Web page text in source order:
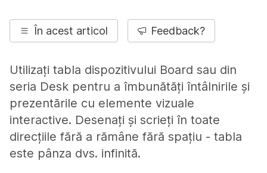
În acest articol Feedback?
Utilizați tabla dispozitivului Board sau din
seria Desk pentru a îmbunătăți întâlnirile și
prezentările cu elemente vizuale
interactive. Desenați și scrieți în toate
direcțiile fără a rămâne fără spațiu - tabla
este pânza dvs. infinită.